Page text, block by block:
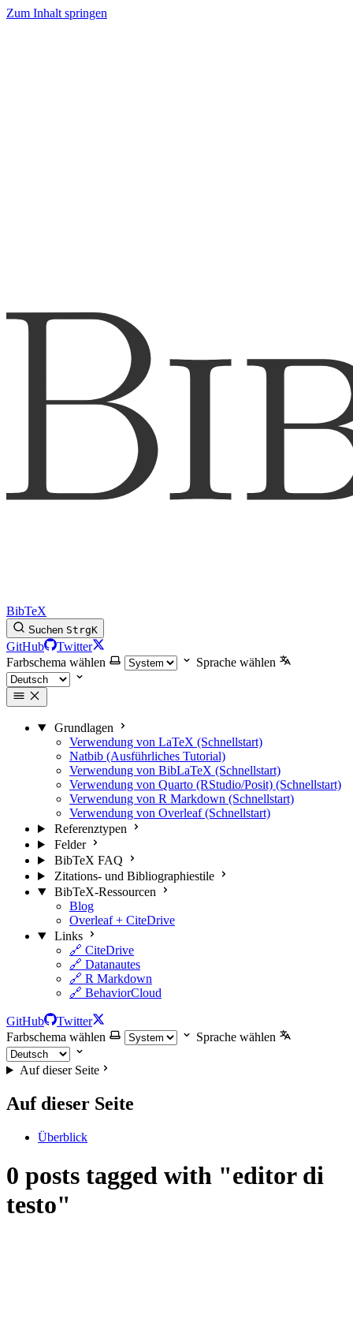
Zum Inhalt springen
BibTeX
Suchen StrgK
GitHub
Twitter
Farbschema wählen
Sprache wählen
Grundlagen
Verwendung von LaTeX (Schnellstart)
Natbib (Ausführliches Tutorial)
Verwendung von BibLaTeX (Schnellstart)
Verwendung von Quarto (RStudio/Posit) (Schnellstart)
Verwendung von R Markdown (Schnellstart)
Verwendung von Overleaf (Schnellstart)
Referenztypen
Felder
BibTeX FAQ
Zitations- und Bibliographiestile
BibTeX-Ressourcen
Blog
Overleaf + CiteDrive
Links
🔗 CiteDrive
🔗 Datanautes
🔗 R Markdown
🔗 BehaviorCloud
GitHub
Twitter
Farbschema wählen
Sprache wählen
Auf dieser Seite
Auf dieser Seite
Überblick
0 posts tagged with "editor di
testo"